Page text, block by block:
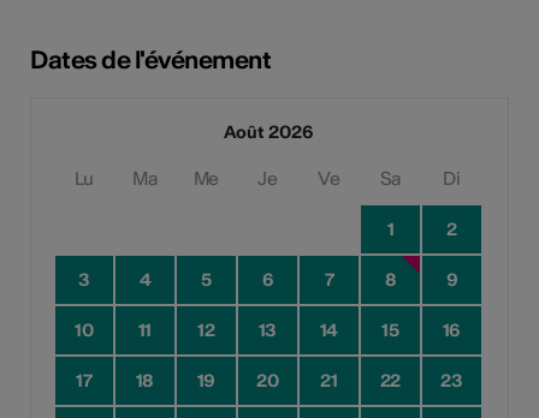
Dates de l'événement
Août 2026
Lu Ma Me Je Ve Sa Di
1 2
3 4 5 6 7 8 9
10 11 12 13 14 15 16
17 18 19 20 21 22 23